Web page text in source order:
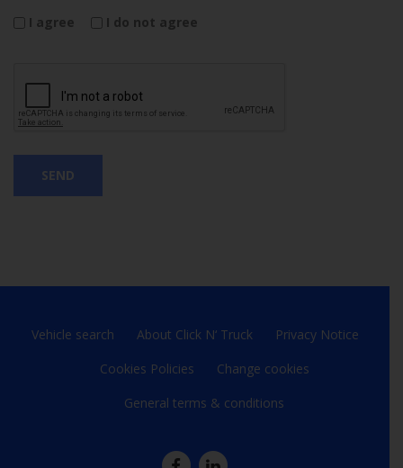
I agree
I do not agree
SEND
Vehicle search About Click N‘ Truck
Privacy Notice
Cookies Policies
Change cookies
General terms & conditions